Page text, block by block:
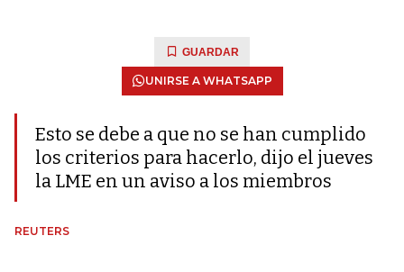
GUARDAR
UNIRSE A WHATSAPP
Esto se debe a que no se han cumplido
los criterios para hacerlo, dijo el jueves
la LME en un aviso a los miembros
REUTERS